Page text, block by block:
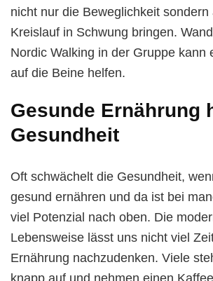
nicht nur die Beweglichkeit sondern
Kreislauf in Schwung bringen.
Nordic Walking in der Gruppe kann
auf die Beine helfen.
Gesunde Ernährung
Gesundheit
Oft schwächelt die Gesundheit,
gesund ernähren und da ist bei
viel Potenzial nach oben. Die
Lebensweise lässt uns nicht viel
Ernährung nachzudenken. Viele